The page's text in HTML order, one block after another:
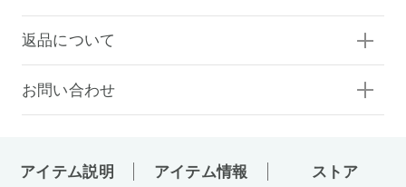
返品について
お問い合わせ
アイテム説明 アイテム情報 ストア